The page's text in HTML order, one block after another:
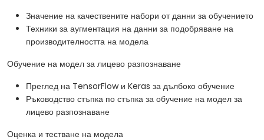
Значение на качествените набори от данни за обучението
Техники за аугментация на данни за подобряване на
производителността на модела
Обучение на модел за лицево разпознаване
Преглед на TensorFlow и Keras за дълбоко обучение
Ръководство стъпка по стъпка за обучение на модел за
лицево разпознаване
Оценка и тестване на модела